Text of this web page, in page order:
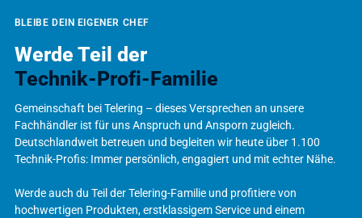
BLEIBE DEIN EIGENER CHEF
Werde Teil der
Technik-Profi-Familie
Gemeinschaft bei Telering – dieses Versprechen an unsere
Fachhändler ist für uns Anspruch und Ansporn zugleich.
Deutschlandweit betreuen und begleiten wir heute über 1.100
Technik-Profis: Immer persönlich, engagiert und mit echter Nähe.
Werde auch du Teil der Telering-Familie und profitiere von
hochwertigen Produkten, erstklassigem Service und einem